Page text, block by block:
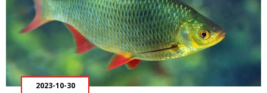
2023-10-30